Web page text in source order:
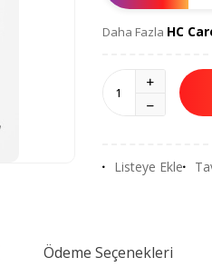
Daha Fazla HC
Listeye Ekle
Ödeme Seçenekleri